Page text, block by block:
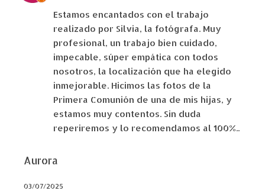
Estamos encantados con el trabajo
realizado por Silvia, la fotógrafa. Muy
profesional, un trabajo bien cuidado,
impecable, súper empática con todos
nosotros, la localización que ha elegido
inmejorable. Hicimos las fotos de la
Primera Comunión de una de mis hijas, y
estamos muy contentos. Sin duda
reperiremos y lo recomendamos al 100%..
Aurora
03/07/2025